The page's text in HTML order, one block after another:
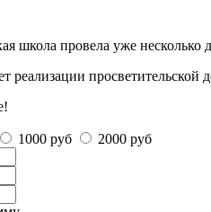
школа провела уже
реализации
1000 руб 2000 руб